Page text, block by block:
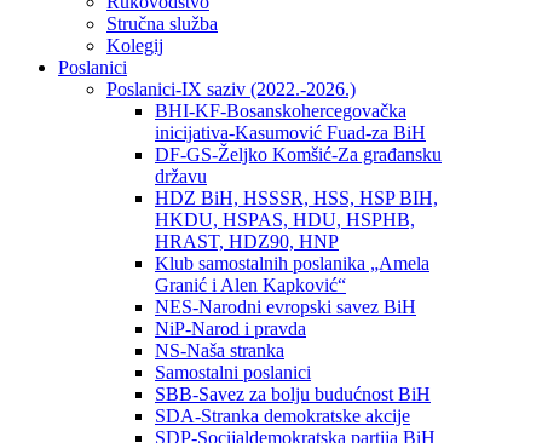
Stručna služba
Kolegij
Poslanici
Poslanici-IX saziv (2022.-2026.)
BHI-KF-Bosanskohercegovačka
inicijativa-Kasumović Fuad-za BiH
DF-GS-Željko Komšić-Za građansku
državu
HDZ BiH, HSSSR, HSS, HSP BIH,
HKDU, HSPAS, HDU, HSPHB,
HRAST, HDZ90, HNP
Klub samostalnih poslanika „Amela
Granić i Alen Kapković“
NES-Narodni evropski savez BiH
NiP-Narod i pravda
NS-Naša stranka
Samostalni poslanici
SBB-Savez za bolju budućnost BiH
SDA-Stranka demokratske akcije
SDP-Socijaldemokratska partija BiH